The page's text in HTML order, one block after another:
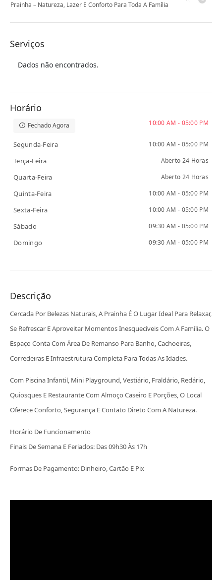
Prainha – Natureza, Lazer E Conforto Para Toda A Família
Serviços
Dados não encontrados.
Horário
Fechado Agora 10:00 AM - 05:00 PM
Segunda-Feira 10:00 AM - 05:00 PM
Terça-Feira Aberto 24 Horas
Quarta-Feira Aberto 24 Horas
Quinta-Feira 10:00 AM - 05:00 PM
Sexta-Feira 10:00 AM - 05:00 PM
Sábado 09:30 AM - 05:00 PM
Domingo 09:30 AM - 05:00 PM
Descrição
Cercada Por Belezas Naturais, A Prainha É O Lugar Ideal Para Relaxar,
Se Refrescar E Aproveitar Momentos Inesquecíveis Com A Família. O
Espaço Conta Com Área De Remanso Para Banho, Cachoeiras,
Corredeiras E Infraestrutura Completa Para Todas As Idades.
Com Piscina Infantil, Mini Playground, Vestiário, Fraldário, Redário,
Quiosques E Restaurante Com Almoço Caseiro E Porções, O Local
Oferece Conforto, Segurança E Contato Direto Com A Natureza.
Horário De Funcionamento
Finais De Semana E Feriados: Das 09h30 Às 17h
Formas De Pagamento: Dinheiro, Cartão E Pix